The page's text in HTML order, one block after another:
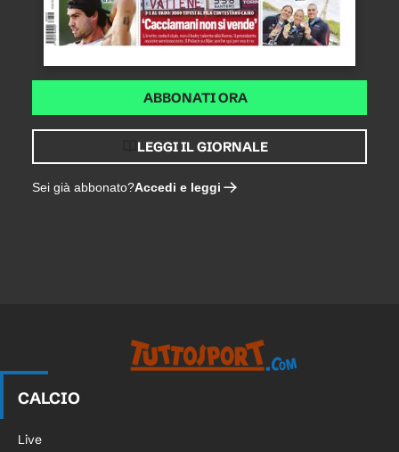
ABBONATI ORA
LEGGI IL GIORNALE
Sei già abbonato?Accedi e leggi
CALCIO
Live